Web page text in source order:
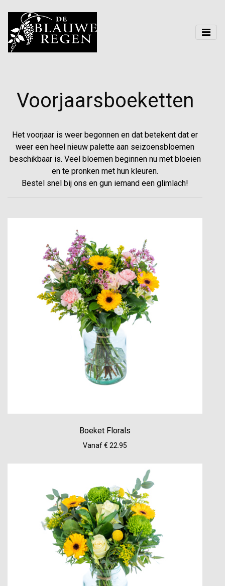
Voorjaarsboeketten
Het voorjaar is weer begonnen en dat betekent dat er
weer een heel nieuw palette aan seizoensbloemen
beschikbaar is. Veel bloemen beginnen nu met bloeien
en te pronken met hun kleuren.
Bestel snel bij ons en gun iemand een glimlach!
Boeket Florals
Vanaf € 22.95